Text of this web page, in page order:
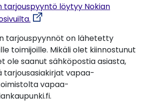
tarjouspyyntö löytyy Nokian
tarjouspyynnöt on lähetetty
toimijoille. Mikäli olet kiinnostunut
ole saanut sähköpostia asiasta,
tarjousasiakirjat vapaa-
vapaa-